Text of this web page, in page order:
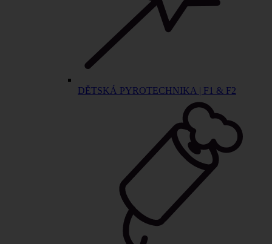
DĚTSKÁ PYROTECHNIKA | F1 & F2